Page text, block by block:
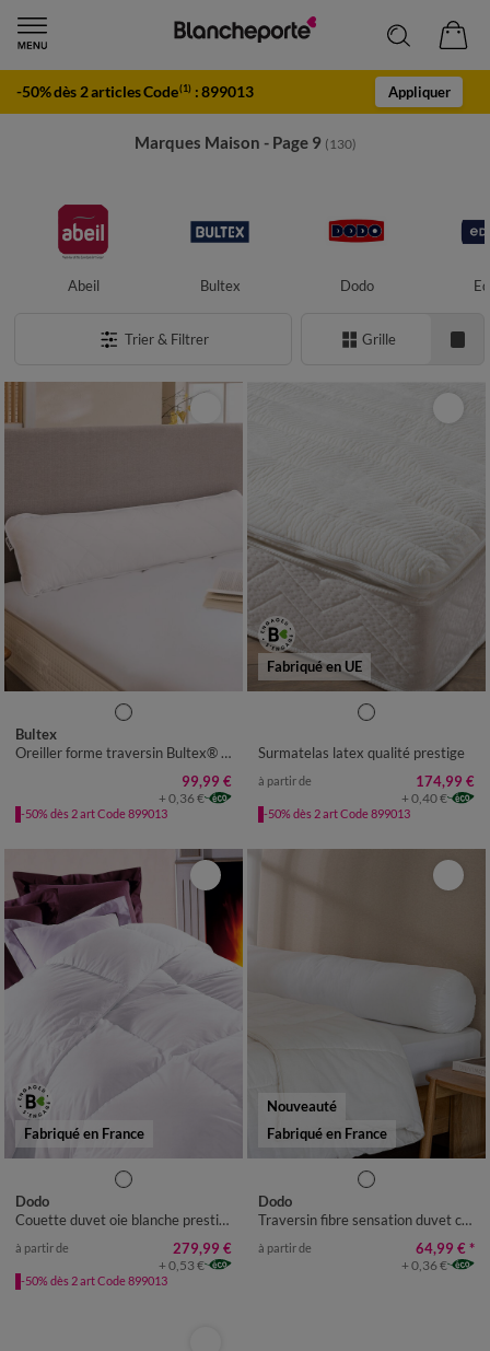
-50% dès 2 articles Code(1) :899013 Appliquer
Marques Maison - Page 9 (130)
Abeil Bultex Dodo
Trier & Filtrer Grille
Bultex
Oreiller forme traversin Bultex® mémoire de forme Maxi Confort
99,99 €
+ 0,36 €
-50% dès 2 art Code 899013
Fabriqué en UE
Surmatelas latex qualité prestige
à partir de 174,99 €
+ 0,40 €
-50% dès 2 art Code 899013
Fabriqué en France
Dodo
Couette duvet oie blanche prestige chambre tempérée
à partir de 279,99 €
+ 0,53 €
-50% dès 2 art Code 899013
Nouveauté
Fabriqué en France
Dodo
Traversin fibre sensation duvet confort ferme
à partir de 64,99 € *
+ 0,36 €